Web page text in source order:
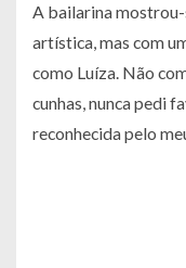
A bailarina
artística, mas com
como Luíza. Não
cunhas, nunca pedi
reconhecida pelo